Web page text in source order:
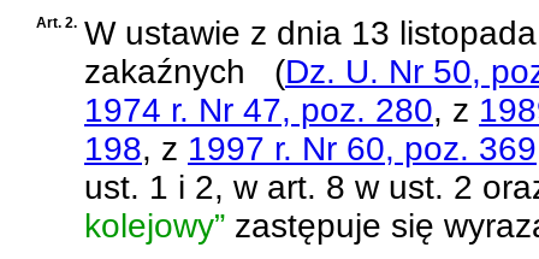
Art. 2. W ustawie z dnia 13
zakaźnych
(Dz. U. Nr 50,
1974 r. Nr 47, poz. 280, z
198, z 1997 r. Nr 60, poz. 369
ust. 1 i 2, w art. 8 w ust. 2
kolejowy” zastępuje się